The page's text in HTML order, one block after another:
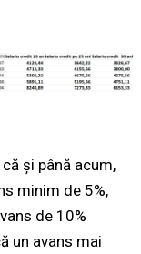
și până acum,
minim de 5%,
de 10%
un avans mai